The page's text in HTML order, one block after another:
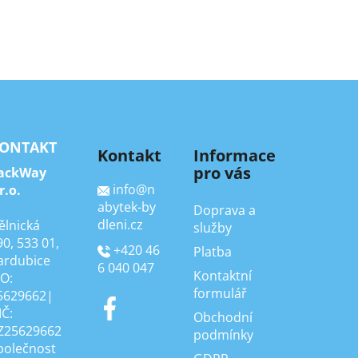
533 01,
Kontakt
info@n
abytek-by
dleni.cz
+420 46
6 040 047
Informace
pro vás
Doprava a
služby
Platba
Kontaktní
formulář
Obchodní
podmínky